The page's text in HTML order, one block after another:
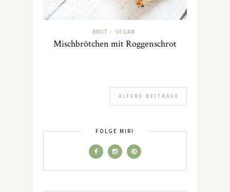
BROT / VEGAN
Mischbrötchen mit Roggenschrot
ÄLTERE BEITRÄGE
FOLGE MIR!